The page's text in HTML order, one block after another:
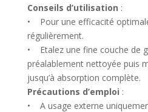
Conseils d’utilisation :
• Pour une efficacité
régulièrement.
• Etalez une fine couche de
préalablement nettoyée puis
jusqu’à absorption complète.
Précautions d’emploi :
• A usage externe